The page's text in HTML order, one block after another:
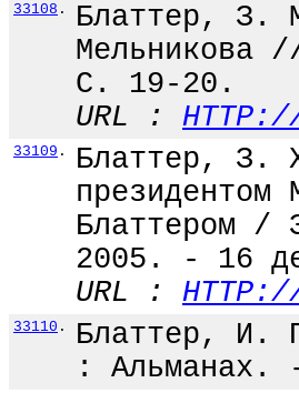
33108 .
Блаттер, З.
С. 19-20.
URL :
33109 .
Блаттер, З.
президентом
Блаттером
2005. - 16
URL :
33110 .
Блаттер, И.
: